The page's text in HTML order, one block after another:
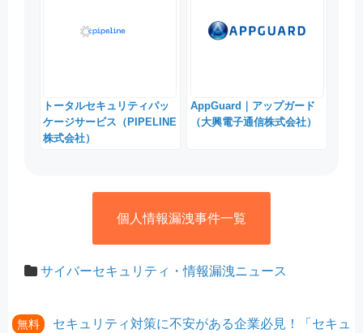
トータルセキュリティパッ
ケージサービス（PIPELINE
株式会社）
AppGuard｜アップガード
（大興電子通信株式会社）
個人情報漏洩事件一覧
サイバーセキュリティ・情報漏洩ニュース
無料
セキュリティ対策に不安がある企業必見！「セキュ